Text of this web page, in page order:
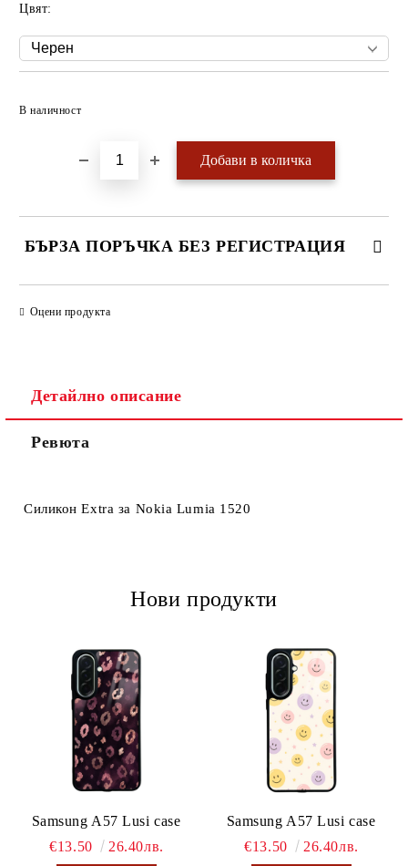
Цвят:
В наличност
БЪРЗА ПОРЪЧКА БЕЗ РЕГИСТРАЦИЯ
Оцени продукта
Детайлно описание
Ревюта
Силикон Extra за Nokia Lumia 1520
Нови продукти
Samsung A57 Lusi case
€13.50
26.40лв.
Samsung A57 Lusi case
€13.50
26.40лв.